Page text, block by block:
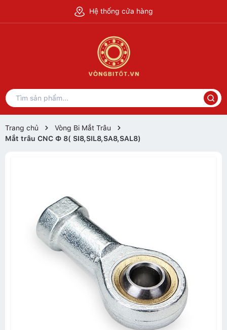
Hệ thống cửa hàng
Trang chủ
Vòng Bi Mắt Trâu
Mắt trâu CNC Ф 8( SI8,SIL8,SA8,SAL8)